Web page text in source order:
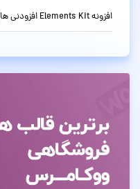
افزونه Elements Kit افزودنی های المنتور وردپرس نسخه 4.5.3